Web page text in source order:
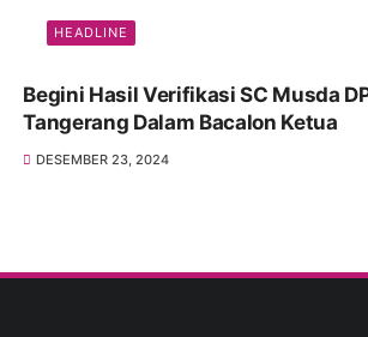
HEADLINE
Begini Hasil Verifikasi SC Musda
Tangerang Dalam Bacalon Ketua
DESEMBER 23, 2024